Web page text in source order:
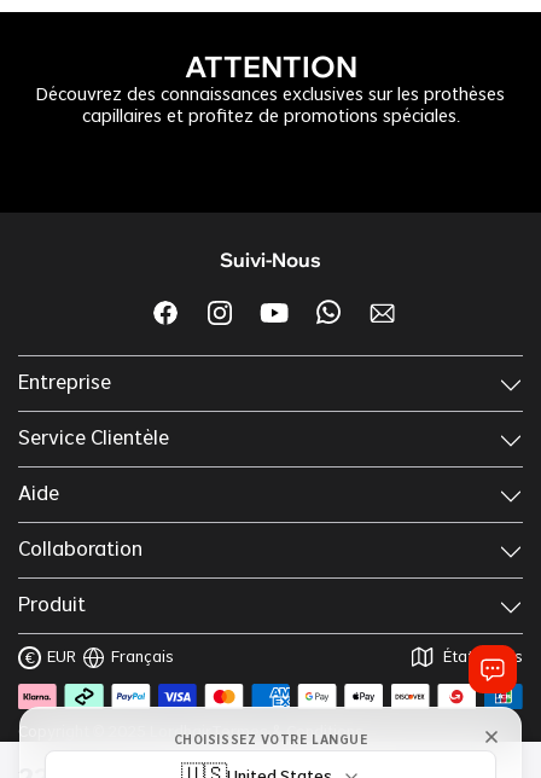
ATTENTION
Découvrez des connaissances exclusives sur les prothèses
capillaires et profitez de promotions spéciales.
Entreprise
Service Clientèle
Aide
Collaboration
Produit
Suivi-Nous
€ EUR Français États-Unis
Copyright © 2025 LordhairTermes & Conditions
Politique Confidentialité
CHOISISSEZ VOTRE LANGUE